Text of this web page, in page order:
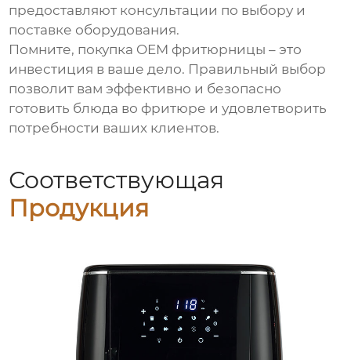
предоставляют консультации по выбору и
поставке оборудования.
Помните, покупка OEM фритюрницы – это
инвестиция в ваше дело. Правильный выбор
позволит вам эффективно и безопасно
готовить блюда во фритюре и удовлетворить
потребности ваших клиентов.
Соответствующая
Продукция